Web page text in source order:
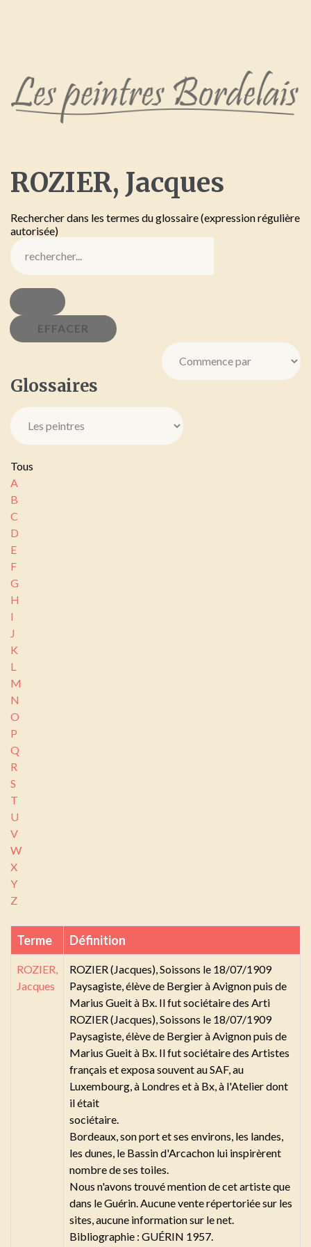
ROZIER, Jacques
Rechercher dans les termes du glossaire (expression régulière
autorisée)
Glossaires
Tous
A
B
C
D
E
F
G
H
I
J
K
L
M
N
O
P
Q
R
S
T
U
V
W
X
Y
Z
Terme Définition
ROZIER,
Jacques
ROZIER (Jacques), Soissons le 18/07/1909
Paysagiste, élève de Bergier à Avignon puis de
Marius Gueit à Bx. Il fut sociétaire des Arti
ROZIER (Jacques), Soissons le 18/07/1909
Paysagiste, élève de Bergier à Avignon puis de
Marius Gueit à Bx. Il fut sociétaire des Artistes
français et exposa souvent au SAF, au
Luxembourg, à Londres et à Bx, à l'Atelier dont
il était
sociétaire.
Bordeaux, son port et ses environs, les landes,
les dunes, le Bassin d'Arcachon lui inspirèrent
nombre de ses toiles.
Nous n'avons trouvé mention de cet artiste que
dans le Guérin. Aucune vente répertoriée sur les
sites, aucune information sur le net.
Bibliographie : GUÉRIN 1957.